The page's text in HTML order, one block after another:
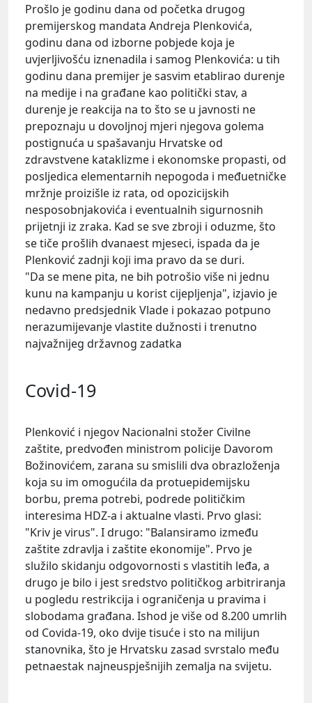
Prošlo je godinu dana od početka drugog
premijerskog mandata Andreja Plenkovića,
godinu dana od izborne pobjede koja je
uvjerljivošću iznenadila i samog Plenkovića: u tih
godinu dana premijer je sasvim etablirao durenje
na medije i na građane kao politički stav, a
durenje je reakcija na to što se u javnosti ne
prepoznaju u dovoljnoj mjeri njegova golema
postignuća u spašavanju Hrvatske od
zdravstvene kataklizme i ekonomske propasti, od
posljedica elementarnih nepogoda i međuetničke
mržnje proizišle iz rata, od opozicijskih
nesposobnjakovića i eventualnih sigurnosnih
prijetnji iz zraka. Kad se sve zbroji i oduzme, što
se tiče prošlih dvanaest mjeseci, ispada da je
Plenković zadnji koji ima pravo da se duri.
"Da se mene pita, ne bih potrošio više ni jednu
kunu na kampanju u korist cijepljenja", izjavio je
nedavno predsjednik Vlade i pokazao potpuno
nerazumijevanje vlastite dužnosti i trenutno
najvažnijeg državnog zadatka
Covid-19
Plenković i njegov Nacionalni stožer Civilne
zaštite, predvođen ministrom policije Davorom
Božinovićem, zarana su smislili dva obrazloženja
koja su im omogućila da protuepidemijsku
borbu, prema potrebi, podrede političkim
interesima HDZ-a i aktualne vlasti. Prvo glasi:
"Kriv je virus". I drugo: "Balansiramo između
zaštite zdravlja i zaštite ekonomije". Prvo je
služilo skidanju odgovornosti s vlastitih leđa, a
drugo je bilo i jest sredstvo političkog arbitriranja
u pogledu restrikcija i ograničenja u pravima i
slobodama građana. Ishod je više od 8.200 umrlih
od Covida-19, oko dvije tisuće i sto na milijun
stanovnika, što je Hrvatsku zasad svrstalo među
petnaestak najneuspješnijih zemalja na svijetu.